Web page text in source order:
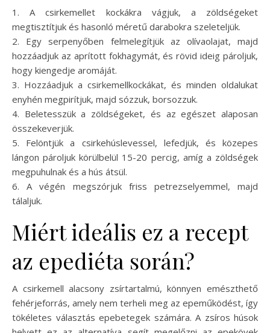
1. A csirkemellet kockákra vágjuk, a zöldségeket
megtisztítjuk és hasonló méretű darabokra szeleteljük.
2. Egy serpenyőben felmelegítjük az olívaolajat, majd
hozzáadjuk az aprított fokhagymát, és rövid ideig pároljuk,
hogy kiengedje aromáját.
3. Hozzáadjuk a csirkemellkockákat, és minden oldalukat
enyhén megpirítjuk, majd sózzuk, borsozzuk.
4. Beletesszük a zöldségeket, és az egészet alaposan
összekeverjük.
5. Felöntjük a csirkehúslevessel, lefedjük, és közepes
lángon pároljuk körülbelül 15-20 percig, amíg a zöldségek
megpuhulnak és a hús átsül.
6. A végén megszórjuk friss petrezselyemmel, majd
tálaljuk.
Miért ideális ez a recept
az epediéta során?
A csirkemell alacsony zsírtartalmú, könnyen emészthető
fehérjeforrás, amely nem terheli meg az epeműködést, így
tökéletes választás epebetegek számára. A zsíros húsok